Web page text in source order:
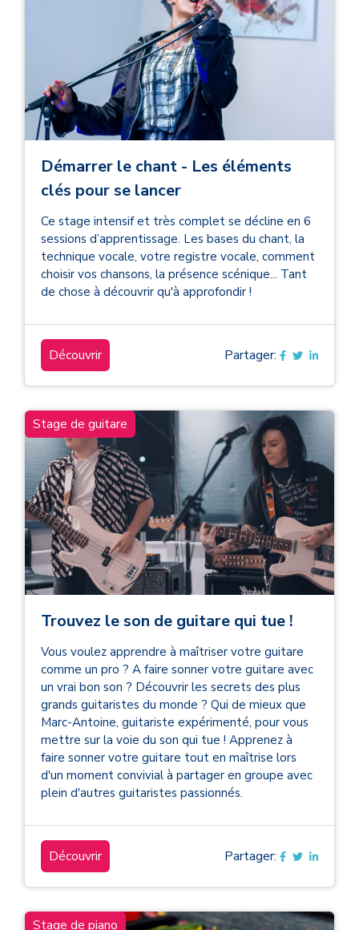
Démarrer le chant - Les éléments
clés pour se lancer
Ce stage intensif et très complet se décline en 6
sessions d’apprentissage. Les bases du chant, la
technique vocale, votre registre vocale, comment
choisir vos chansons, la présence scénique... Tant
de chose à découvrir qu'à approfondir !
Découvrir Partager:
Stage de guitare
Trouvez le son de guitare qui tue !
Vous voulez apprendre à maîtriser votre guitare
comme un pro ? A faire sonner votre guitare avec
un vrai bon son ? Découvrir les secrets des plus
grands guitaristes du monde ? Qui de mieux que
Marc-Antoine, guitariste expérimenté, pour vous
mettre sur la voie du son qui tue ! Apprenez à
faire sonner votre guitare tout en maîtrise lors
d'un moment convivial à partager en groupe avec
plein d'autres guitaristes passionnés.
Découvrir Partager:
Stage de piano